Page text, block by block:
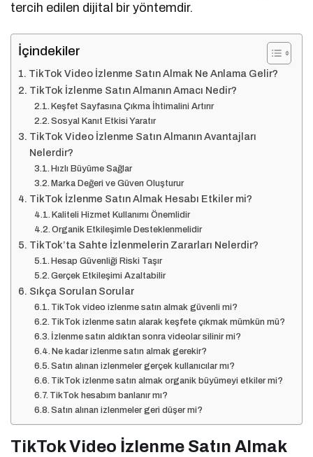
tercih edilen dijital bir yöntemdir.
İçindekiler
TikTok Video İzlenme Satın Almak Ne Anlama Gelir?
TikTok İzlenme Satın Almanın Amacı Nedir?
Keşfet Sayfasına Çıkma İhtimalini Artırır
Sosyal Kanıt Etkisi Yaratır
TikTok Video İzlenme Satın Almanın Avantajları
Nelerdir?
Hızlı Büyüme Sağlar
Marka Değeri ve Güven Oluşturur
TikTok İzlenme Satın Almak Hesabı Etkiler mi?
Kaliteli Hizmet Kullanımı Önemlidir
Organik Etkileşimle Desteklenmelidir
TikTok’ta Sahte İzlenmelerin Zararları Nelerdir?
Hesap Güvenliği Riski Taşır
Gerçek Etkileşimi Azaltabilir
Sıkça Sorulan Sorular
TikTok video izlenme satın almak güvenli mi?
TikTok izlenme satın alarak keşfete çıkmak mümkün mü?
İzlenme satın aldıktan sonra videolar silinir mi?
Ne kadar izlenme satın almak gerekir?
Satın alınan izlenmeler gerçek kullanıcılar mı?
TikTok izlenme satın almak organik büyümeyi etkiler mi?
TikTok hesabım banlanır mı?
Satın alınan izlenmeler geri düşer mi?
TikTok Video İzlenme Satın Almak